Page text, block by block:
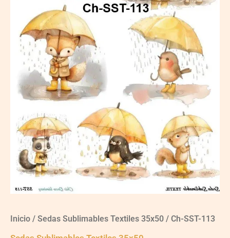
Inicio / Sedas Sublimables Textiles 35x50 / Ch-SST-113